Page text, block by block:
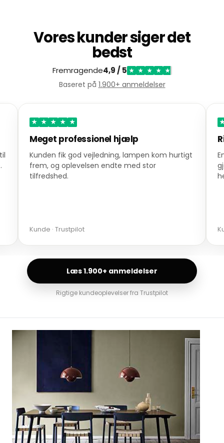
Vores kunder siger det
bedst
Fremragende4,9 / 5 ★ ★ ★ ★ ★
Baseret på 1.900+ anmeldelser
★ ★ ★ ★ ★
Meget professionel hjælp
Kunden fik god vejledning, lampen kom hurtigt
frem, og oplevelsen endte med stor
tilfredshed.
Kunde · Trustpilot
Læs 1.900+ anmeldelser
Rigtige kundeoplevelser fra Trustpilot